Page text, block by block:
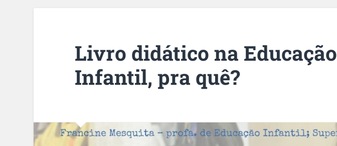
Livro didático na Educação
Infantil, pra quê?